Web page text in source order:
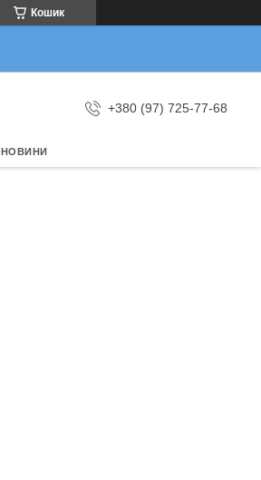
Кошик
+380 (97) 725-77-68
НОВИНИ